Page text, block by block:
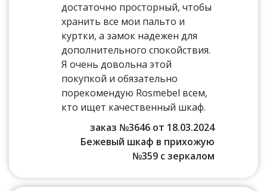
достаточно просторный, чтобы
хранить все мои пальто и
куртки, а замок надежен для
дополнительного спокойствия.
Я очень довольна этой
покупкой и обязательно
порекомендую Rosmebel всем,
кто ищет качественный шкаф.
заказ №3646 от 18.03.2024
Бежевый шкаф в прихожую
№359 с зеркалом